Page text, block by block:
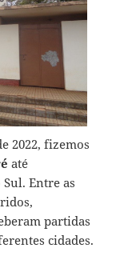
2022, fizemos
até
Entre as
partidas
cidades.